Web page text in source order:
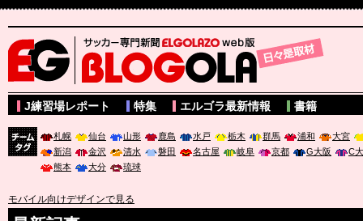
サッカー専門新聞ELGOLAZO web版 BLOGOLA
J練習場レポート 特集 エルゴラ最新情報 書籍
札幌 仙台 山形 鹿島 水戸 栃木 群馬 浦和
大宮
新潟
金沢 清水 磐田 名古屋 岐阜 京都 G大阪
C
熊本
大分 琉球
モバイル向けデザインで見る